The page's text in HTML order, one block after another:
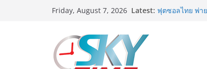
Friday, August 7, 2026 Latest: มทร.กรุงเทพ โ